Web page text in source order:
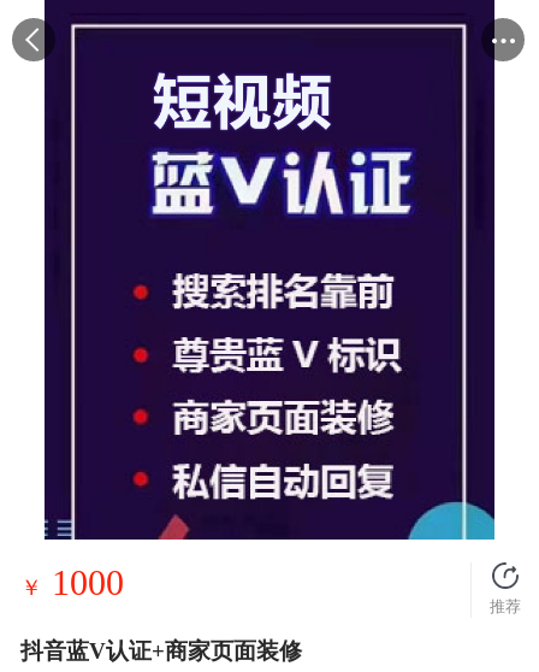
￥ 1000
推荐
抖音蓝V认证+商家页面装修